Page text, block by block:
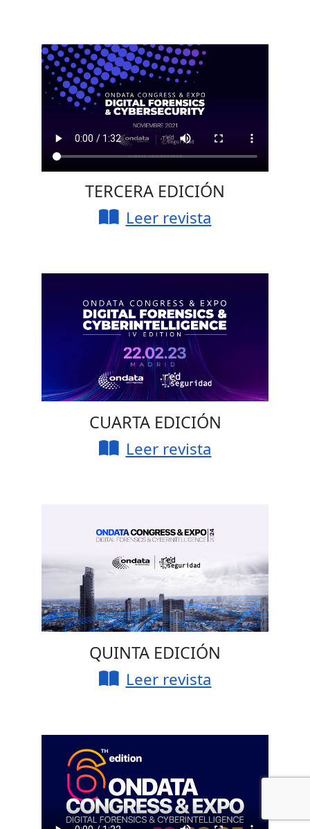
TERCERA EDICIÓN
Leer revista
CUARTA EDICIÓN
Leer revista
QUINTA EDICIÓN
Leer revista